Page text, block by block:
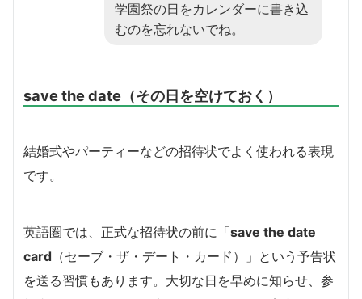
学園祭の日をカレンダーに書き込
むのを忘れないでね。
save the date（その日を空けておく）
結婚式やパーティーなどの招待状でよく使われる表現
です。
英語圏では、正式な招待状の前に「save the date
card （セーブ・ザ・デート・カード）」という予告状
を送る習慣もあります。大切な日を早めに知らせ、参